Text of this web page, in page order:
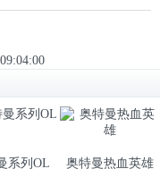
系列OL 奥特曼热血英雄